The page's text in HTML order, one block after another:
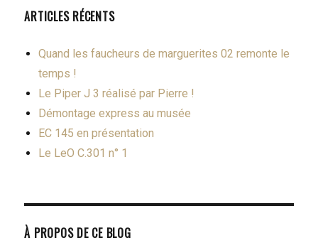
ARTICLES RÉCENTS
Quand les faucheurs de marguerites 02 remonte le
temps !
Le Piper J 3 réalisé par Pierre !
Démontage express au musée
EC 145 en présentation
Le LeO C.301 n° 1
À PROPOS DE CE BLOG